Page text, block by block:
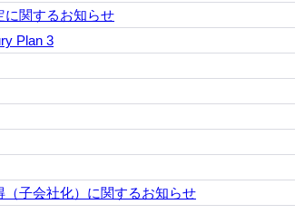
に関するお知らせ
Plan 3
子会社化）に関するお知らせ